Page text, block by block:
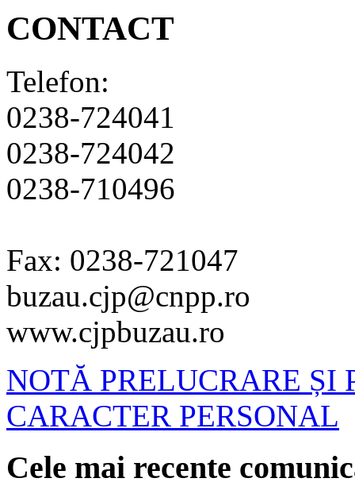
CONTACT
Telefon:
0238-724041
0238-724042
0238-710496
Fax: 0238-721047
buzau.cjp@cnpp.ro
www.cjpbuzau.ro
NOTĂ PRELUCRARE ȘI
CARACTER PERSONAL
Cele mai recente